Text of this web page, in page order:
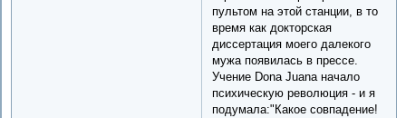
пультом на этой станции, в то
время как докторская
диссертация моего далекого
мужа появилась в прессе.
Учение Donа Juanа начало
психическую революция - и я
подумала:"Какое совпадение!